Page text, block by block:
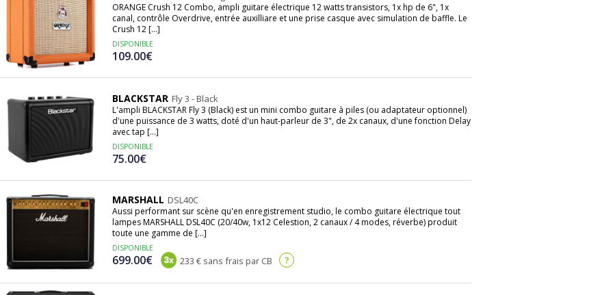
ORANGE Crush 12 Combo, ampli guitare électrique 12 watts transistors, 1x hp de 6", 1x
canal, contrôle Overdrive, entrée auxilliare et une prise casque avec simulation de baffle. Le
Crush 12 [...]
DISPONIBLE
109.00€
BLACKSTAR Fly 3 - Black
L'ampli BLACKSTAR Fly 3 (Black) est un mini combo guitare à piles (ou adaptateur optionnel)
d'une puissance de 3 watts, doté d'un haut-parleur de 3", de 2x canaux, d'une fonction Delay
avec tap [...]
DISPONIBLE
75.00€
MARSHALL DSL40C
Aussi performant sur scène qu'en enregistrement studio, le combo guitare électrique tout
lampes MARSHALL DSL40C (20/40w, 1x12 Celestion, 2 canaux / 4 modes, réverbe) produit
toute une gamme de [...]
DISPONIBLE
699.00€ 233 € sans frais par CB ?